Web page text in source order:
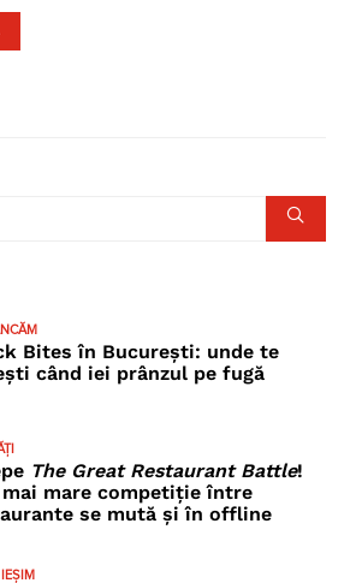
Bites în București: unde te
când iei prânzul pe fugă
The Great Restaurant Battle!
mai mare competiție între
se mută și în offline